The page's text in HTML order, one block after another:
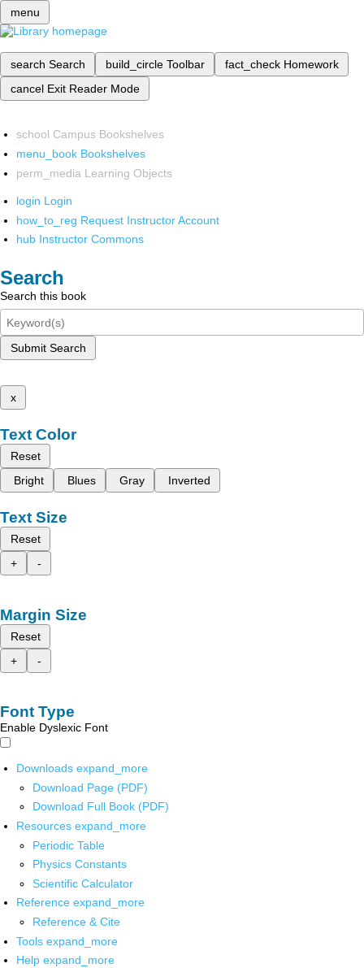
menu
search Search build_circle Toolbar fact_check Homework
cancel Exit Reader Mode
school Campus Bookshelves
menu_book Bookshelves
perm_media Learning Objects
login Login
how_to_reg Request Instructor Account
hub Instructor Commons
Search
Search this book
Submit Search
x
Text Color
Reset
Bright
Blues Gray Inverted
Text Size
Reset
+
-
Margin Size
Reset
+
-
Font Type
Enable Dyslexic Font
Downloads expand_more
Download Page (PDF)
Download Full Book (PDF)
Resources expand_more
Periodic Table
Physics Constants
Scientific Calculator
Reference expand_more
Reference & Cite
Tools expand_more
Help expand_more